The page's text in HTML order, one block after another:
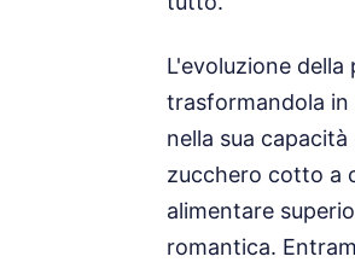
L'evoluzione
trasformandola in
nella sua
zucchero cotto a
alimentare
romantica.